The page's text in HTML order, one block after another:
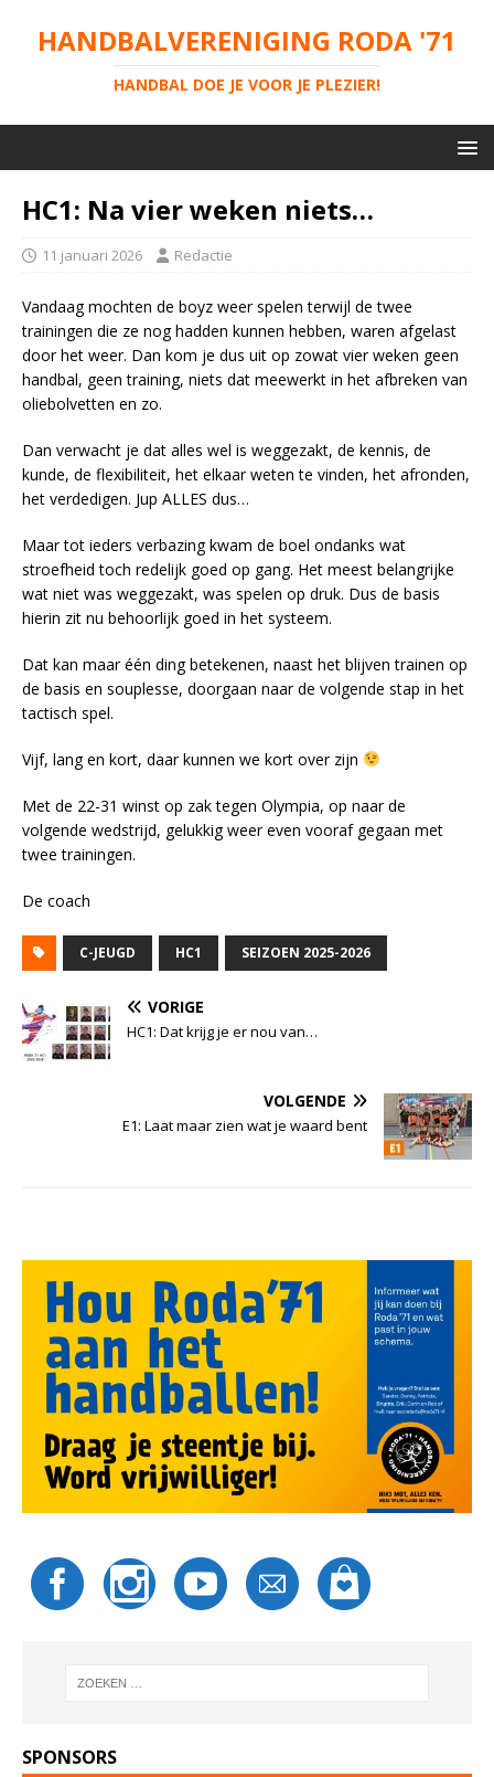
HANDBALVERENIGING RODA '71
HANDBAL DOE JE VOOR JE PLEZIER!
HC1: Na vier weken niets…
11 januari 2026 Redactie
Vandaag mochten de boyz weer spelen terwijl de twee
trainingen die ze nog hadden kunnen hebben, waren afgelast
door het weer. Dan kom je dus uit op zowat vier weken geen
handbal, geen training, niets dat meewerkt in het afbreken van
oliebolvetten en zo.
Dan verwacht je dat alles wel is weggezakt, de kennis, de
kunde, de flexibiliteit, het elkaar weten te vinden, het afronden,
het verdedigen. Jup ALLES dus…
Maar tot ieders verbazing kwam de boel ondanks wat
stroefheid toch redelijk goed op gang. Het meest belangrijke
wat niet was weggezakt, was spelen op druk. Dus de basis
hierin zit nu behoorlijk goed in het systeem.
Dat kan maar één ding betekenen, naast het blijven trainen op
de basis en souplesse, doorgaan naar de volgende stap in het
tactisch spel.
Vijf, lang en kort, daar kunnen we kort over zijn
Met de 22-31 winst op zak tegen Olympia, op naar de
volgende wedstrijd, gelukkig weer even vooraf gegaan met
twee trainingen.
De coach
C-JEUGD HC1 SEIZOEN 2025-2026
VORIGE
HC1: Dat krijg je er nou van…
VOLGENDE
E1: Laat maar zien wat je waard bent
SPONSORS